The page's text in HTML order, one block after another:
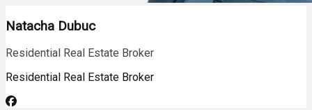
Natacha Dubuc
Residential Real Estate Broker
Residential Real Estate Broker